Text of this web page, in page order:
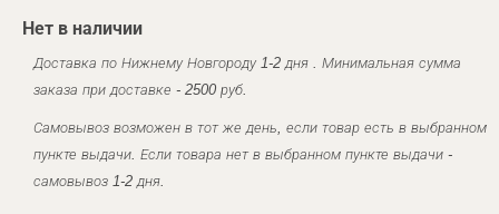
Нет в наличии
Доставка по Нижнему Новгороду 1-2 дня . Минимальная сумма
заказа при доставке - 2500 руб.
Самовывоз возможен в тот же день, если товар есть в выбранном
пункте выдачи. Если товара нет в выбранном пункте выдачи -
самовывоз 1-2 дня.